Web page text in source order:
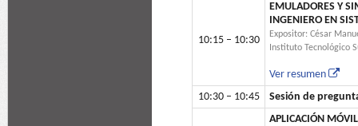
10:15 – 10:30
EMULADORES Y
INGENIERO EN
Expositor: César
Instituto Tecnológico
Ver resumen
10:30 – 10:45
Sesión de
APLICACIÓN